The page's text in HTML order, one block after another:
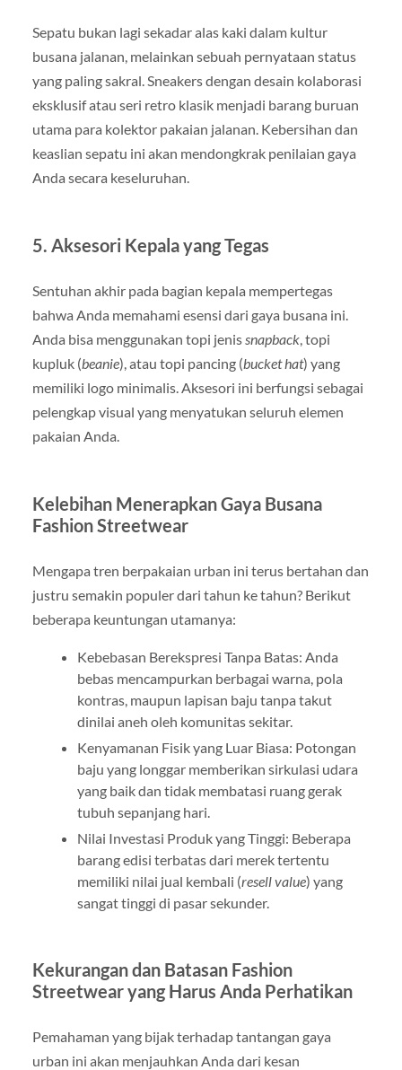
Sepatu bukan lagi sekadar alas kaki dalam kultur
busana jalanan, melainkan sebuah pernyataan status
yang paling sakral. Sneakers dengan desain kolaborasi
eksklusif atau seri retro klasik menjadi barang buruan
utama para kolektor pakaian jalanan. Kebersihan dan
keaslian sepatu ini akan mendongkrak penilaian gaya
Anda secara keseluruhan.
5. Aksesori Kepala yang Tegas
Sentuhan akhir pada bagian kepala mempertegas
bahwa Anda memahami esensi dari gaya busana ini.
Anda bisa menggunakan topi jenissnapback, topi
kupluk (beanie), atau topi pancing (bucket hat) yang
memiliki logo minimalis. Aksesori ini berfungsi sebagai
pelengkap visual yang menyatukan seluruh elemen
pakaian Anda.
Kelebihan Menerapkan Gaya Busana
Fashion Streetwear
Mengapa tren berpakaian urban ini terus bertahan dan
justru semakin populer dari tahun ke tahun? Berikut
beberapa keuntungan utamanya:
Kebebasan Berekspresi Tanpa Batas: Anda
bebas mencampurkan berbagai warna, pola
kontras, maupun lapisan baju tanpa takut
dinilai aneh oleh komunitas sekitar.
Kenyamanan Fisik yang Luar Biasa: Potongan
baju yang longgar memberikan sirkulasi udara
yang baik dan tidak membatasi ruang gerak
tubuh sepanjang hari.
Nilai Investasi Produk yang Tinggi: Beberapa
barang edisi terbatas dari merek tertentu
memiliki nilai jual kembali (resell value) yang
sangat tinggi di pasar sekunder.
Kekurangan dan Batasan Fashion
Streetwear yang Harus Anda Perhatikan
Pemahaman yang bijak terhadap tantangan gaya
urban ini akan menjauhkan Anda dari kesan